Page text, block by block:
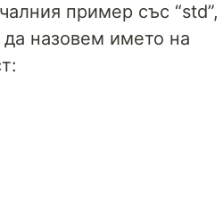
пример със “std”,
назовем името на